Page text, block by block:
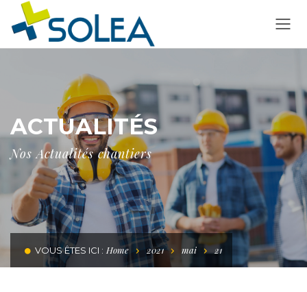
ACTUALITÉS
Nos Actualités chantiers
VOUS ÊTES ICI : Home 2021 mai 21